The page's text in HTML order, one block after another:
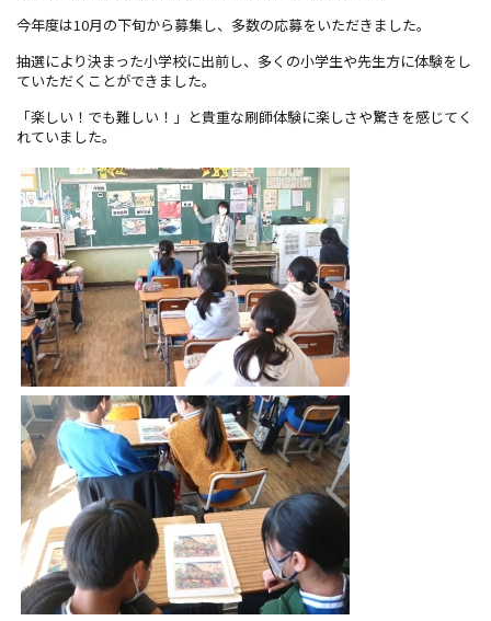
今年度は10月の下旬から募集し、多数の応募をいただきました。
抽選により決まった小学校に出前し、多くの小学生や先生方に体験をし
ていただくことができました。
「楽しい！でも難しい！」と貴重な刷師体験に楽しさや驚きを感じてく
れていました。